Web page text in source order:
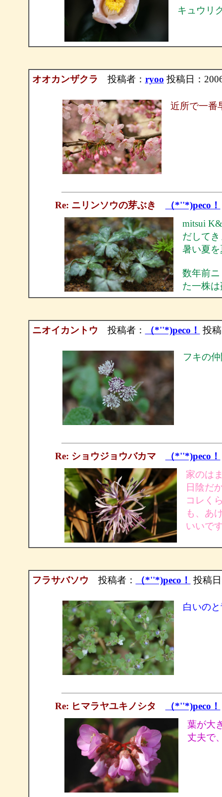
キュウリ
オオカンザクラ 投稿者： ryoo 投稿日：
近所で一番
Re: ニリンソウの芽ぶき （*''*)peco！
mitsui
だして
暑い夏
数年前
た一株
ニオイカントウ 投稿者： （*''*)peco！ 投
フキの
Re: ショウジョウバカマ （*''*)peco！
家のは
日陰だ
コレく
も、あ
いいで
フラサバソウ 投稿者： （*''*)peco！ 投稿
白いの
Re: ヒマラヤユキノシタ （*''*)peco！
葉が大
丈夫で